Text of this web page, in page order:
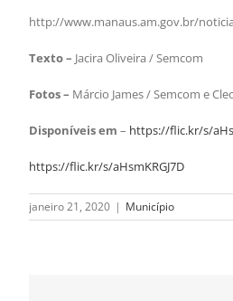
http://www.manaus.am.gov.br/
Texto – Jacira Oliveira / Semcom
Fotos – Márcio James / Semcom e
Disponíveis em – https://flic.kr/s/
https://flic.kr/s/aHsmKRGJ7D
janeiro 21, 2020 | Município